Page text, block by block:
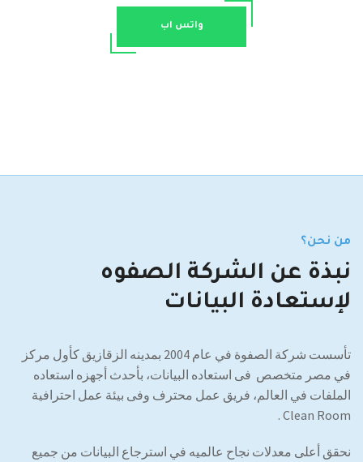
واتس اب
من نحن؟
نبذة عن الشركة الصفوه
لإستعادة البيانات
تأسست شركة الصفوة في عام 2004 بمدينه الزقازيق كأول مركز
في مصر متخصص فى استعاده البيانات، بأحدث أجهزه استعاده
الملفات في العالم، فريق عمل محترف وفى بيئة عمل احترافية
Clean Room .
نحقق أعلى معدلات نجاح عالميه في استرجاع البيانات من جميع